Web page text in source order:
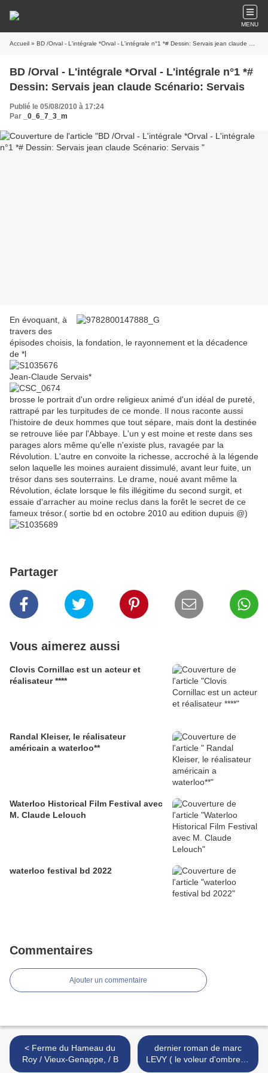
MENU
Accueil » BD /Orval - L'intégrale *Orval - L'intégrale n°1 *# Dessin: Servais jean claude Scénario: Servais
BD /Orval - L'intégrale *Orval - L'intégrale n°1 *#
Dessin: Servais jean claude Scénario: Servais
Publié le 05/08/2010 à 17:24
Par
_0_6_7_3_m
En évoquant, à
travers des
épisodes choisis, la fondation, le rayonnement et la décadence
de *l
Jean-Claude Servais*
brosse le portrait d'un ordre religieux animé d'un idéal de pureté,
rattrapé par les turpitudes de ce monde. Il nous raconte aussi
l'histoire de deux hommes que tout sépare, mais dont la destinée
se retrouve liée par l'Abbaye. L'un y est moine et reste dans ses
parages alors même qu'elle n'existe plus, ravagée par la
Révolution. L'autre en convoite la richesse, accroché à la légende
selon laquelle les moines auraient dissimulé, avant leur fuite, un
trésor dans ses souterrains. Le drame, noué avant même la
Révolution, éclate lorsque le fils illégitime du second surgit, et
essaie d'arracher au moine reclus dans la forêt le secret de ce
fameux trésor.( sortie bd en octobre 2010 au edition dupuis @)
Partager
Vous aimerez aussi
Clovis Cornillac est un acteur et
réalisateur ****
Randal Kleiser, le réalisateur
américain a waterloo**
Waterloo Historical Film Festival avec
M. Claude Lelouch
waterloo festival bd 2022
Commentaires
Ajouter un commentaire
< Ferme du Hameau du
Roy / Vieux-Genappe, / B
dernier roman de marc
LEVY ( le voleur d'ombres )
ED: R L >